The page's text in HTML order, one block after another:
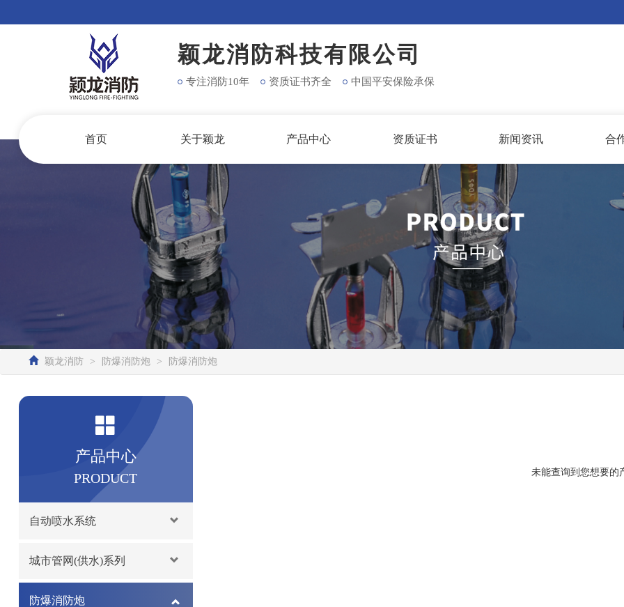
颖龙消防科技有限公司
专注消防10年 资质证书齐全 中国平安保险承保
首页 关于颖龙 产品中心 资质证书 新闻资讯 合
颖龙消防 > 防爆消防炮 > 防爆消防炮
产品中心
PRODUCT
自动喷水系统
城市管网(供水)系列
防爆消防炮
未能查询到您想要的